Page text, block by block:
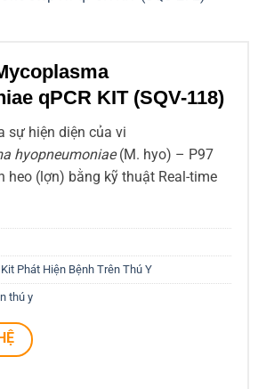
qPCR KIT (SQV-118)
sự hiện diện của vi
hyopneumoniae(M. hyo) – P97
heo (lợn) bằng kỹ thuật Real-time
Kit Phát Hiện Bệnh Trên Thú Y
thú y